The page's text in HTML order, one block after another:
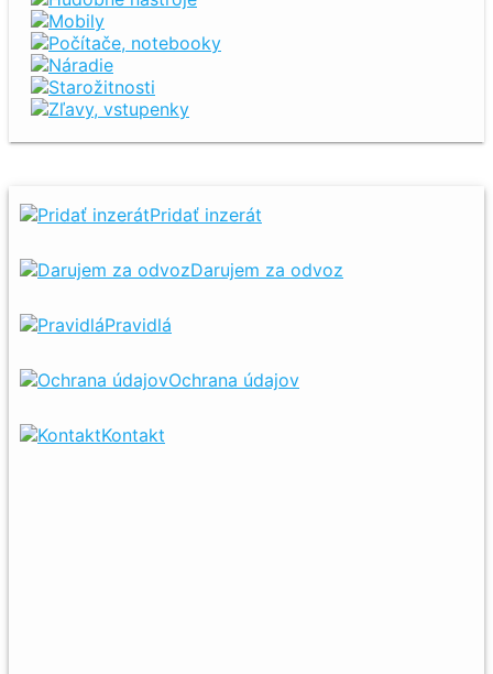
Mobily
Počítače, notebooky
Náradie
Starožitnosti
Zľavy, vstupenky
Pridať inzerát
Darujem za odvoz
Pravidlá
Ochrana údajov
Kontakt